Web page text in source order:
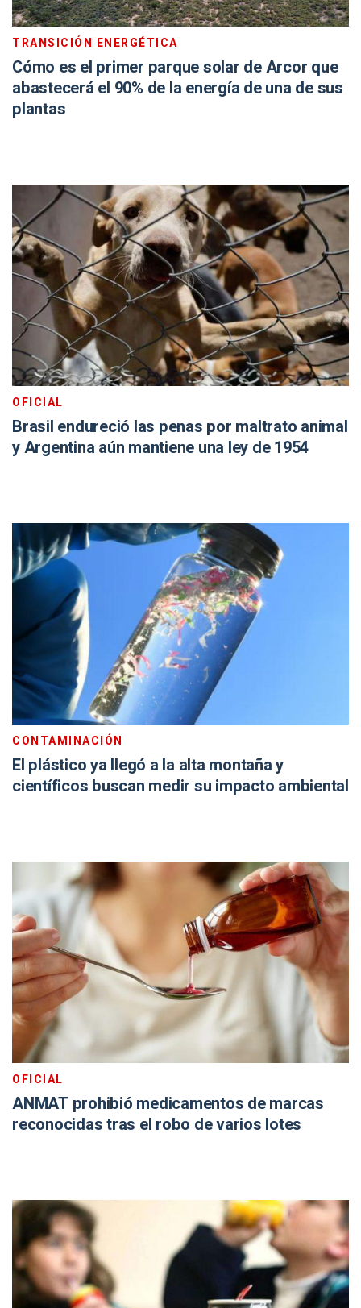
TRANSICIÓN ENERGÉTICA
Cómo es el primer parque solar de Arcor que
abastecerá el 90% de la energía de una de sus
plantas
OFICIAL
Brasil endureció las penas por maltrato animal
y Argentina aún mantiene una ley de 1954
CONTAMINACIÓN
El plástico ya llegó a la alta montaña y
científicos buscan medir su impacto ambiental
OFICIAL
ANMAT prohibió medicamentos de marcas
reconocidas tras el robo de varios lotes